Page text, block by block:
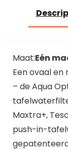
Maat:Eén
Een ovaal
– de Aqua
Maxtra+,
push-in-